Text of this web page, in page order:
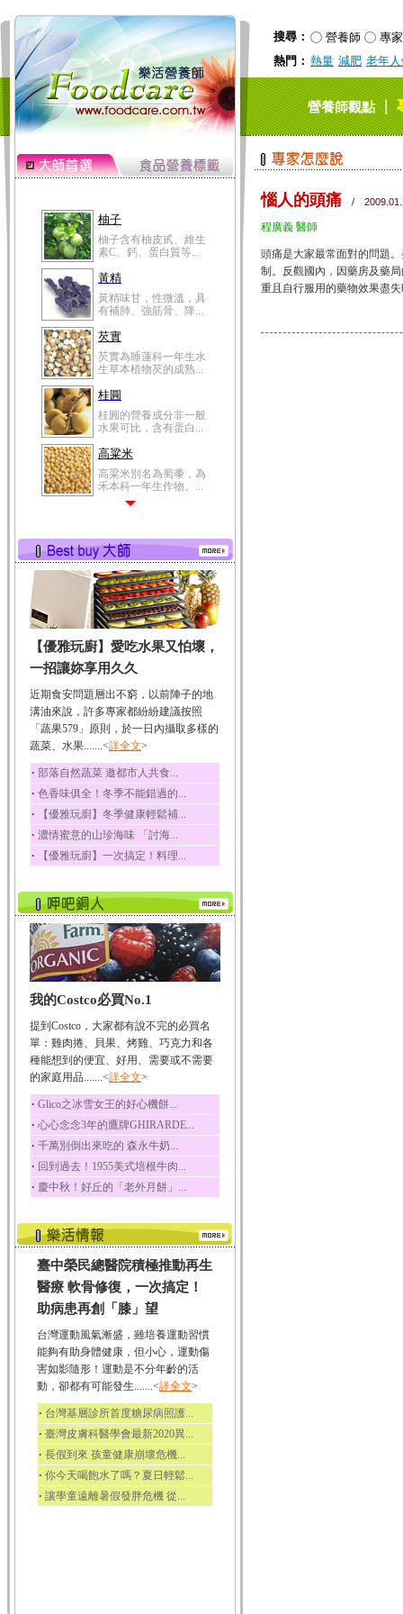
搜尋： 營養師
專家
熱門： 熱量 減肥 老年
營養師觀點｜
柚子
柚子含有柚皮甙、維生
素C、鈣、蛋白質等...
黃精
黃精味甘，性微溫，具
有補肺、強筋骨、降...
芡實
芡實為睡蓮科一年生水
生草本植物芡的成熟...
桂圓
桂圓的營養成分非一般
水果可比，含有蛋白...
高粱米
高粱米別名為蜀黍，為
禾本科一年生作物。...
有蛋白質、脂肪、磷...
鮪魚
鮪魚肚肉中的不飽和脂
肪酸內富含EPA和DH...
韭菜
韭菜所含的膳食纖維能
幫助消化與通便；揮...
冬瓜
冬瓜營養價值高，鈉含
量極低是水腫病人的...
豆豉
豆豉裡頭含有營養的蛋
白質、脂肪、鈣、磷...
榛果
榛果裡所含的營養素有
蛋白質、脂肪、醣類...
迷迭香
酸、迷迭香酸、植物...
咖啡
咖啡中的咖啡因會刺激
中樞神經系統，特別...
椰子
椰子含有糖類、脂肪、
荔枝
荔枝性質溫和所含的營
養素有醣類、檸檬酸...
五味子
五味子性質溫熱所含營
養成分有揮發油、檸...
草魚
草魚含有維生素A、維生
素C、及豐富的蛋白...
【優雅玩廚】愛吃水果又怕壞，
一招讓妳享用久久
近期食安問題層出不窮，以前陣子的地
溝油來說，許多專家都紛紛建議按照
「蔬果579」原則，於一日內攝取多樣的
蔬菜、水果.......<詳全文>
‧ 部落自然蔬菜 邀都市人共食...
‧ 色香味俱全！冬季不能錯過的...
‧ 【優雅玩廚】冬季健康輕鬆補...
‧ 濃情蜜意的山珍海味 「討海...
‧ 【優雅玩廚】一次搞定！料理...
我的Costco必買No.1
提到Costco，大家都有說不完的必買名
單：雞肉捲、貝果、烤雞、巧克力和各
種能想到的便宜、好用、需要或不需要
的家庭用品.......<詳全文>
‧ Glico之冰雪女王的好心機餅...
‧ 心心念念3年的鷹牌GHIRARDE...
‧ 千萬別倒出來吃的 森永牛奶...
‧ 回到過去！1955美式培根牛肉...
‧ 慶中秋！好丘的「老外月餅」...
臺中榮民總醫院積極推動再生
醫療 軟骨修復，一次搞定！
助病患再創「膝」望
台灣運動風氣漸盛，雖培養運動習慣
能夠有助身體健康，但小心，運動傷
害如影隨形！運動是不分年齡的活
動，卻都有可能發生.......<詳全文>
‧ 台灣基層診所首度糖尿病照護...
‧ 臺灣皮膚科醫學會最新2020異...
‧ 長假到來 孩童健康崩壞危機...
‧ 你今天喝飽水了嗎？夏日輕鬆...
‧ 讓學童遠離暑假發胖危機 從...
惱人的頭痛 /
程廣義 醫師
頭痛是大家最常面對的問題
制。反觀國內，因藥房及藥
重且自行服用的藥物效果盡